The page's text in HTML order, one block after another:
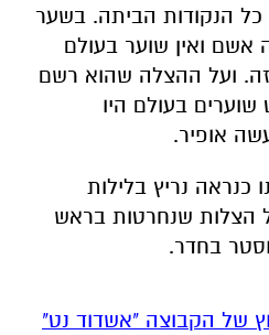
הנקודות הביתה. בשער
ואין שוער בעולם
ועל ההצלה שהוא רשם
בעולם היו
אופיר.
כנראה נריץ בלילות
הצלות שנחרטות בראש
בחדר.
של הקבוצה "אשדוד נט"